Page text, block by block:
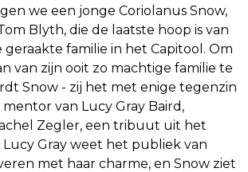
we een jonge Coriolanus Snow,
Blyth, die de laatste hoop is van
geraakte familie in het Capitool. Om
van zijn ooit zo machtige familie te
Snow - zij het met enige tegenzin
van Lucy Gray Baird,
Zegler, een tribuut uit het
Lucy Gray weet het publiek van
met haar charme, en Snow ziet